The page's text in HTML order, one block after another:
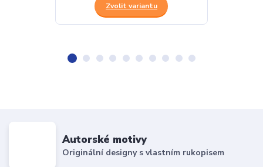
Zvolit variantu
Autorské motivy
Originální designy s vlastním rukopisem